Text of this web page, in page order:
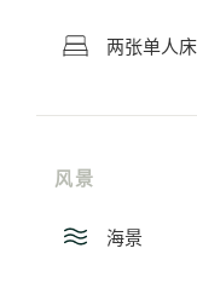
两张单人床
风景
海景